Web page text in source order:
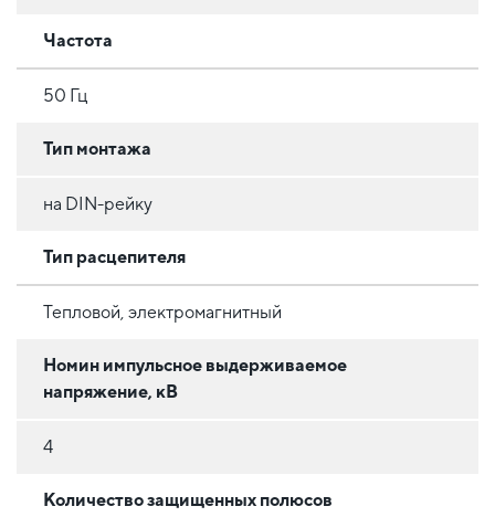
Частота
50 Гц
Тип монтажа
на DIN-рейку
Тип расцепителя
Тепловой, электромагнитный
Номин импульсное выдерживаемое
напряжение, кВ
4
Количество защищенных полюсов